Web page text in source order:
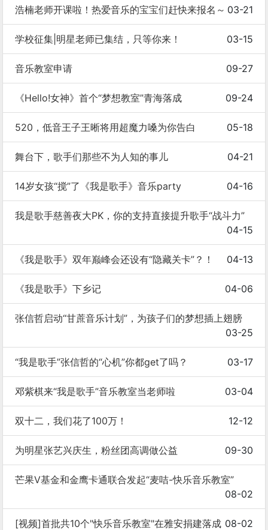
浩楠老师开课啦！热爱音乐的宝宝们赶快来报名～ 03-21
学校征集|明星老师已集结，只等你来！ 03-15
音乐教室申请 09-27
《Hello!女神》首个“梦想教室”青海落成 09-24
520，低音王子王晰将用超魔力嗓为你告白 05-18
舞台下，歌手们那些不为人知的事儿 04-21
14岁女孩“搅”了《我是歌手》音乐party 04-16
我是歌手慈善夜大PK，你的支持直接提升歌手“战斗力”
04-15
《我是歌手》双年巅峰会还设有“隐藏关卡”？！ 04-13
《我是歌手》下乡记 04-06
张信哲启动“甘蔗音乐计划”，为孩子们的梦想插上翅膀
03-25
“我是歌手”张信哲的“心机”你都get了吗？ 03-17
邓紫棋来“我是歌手”音乐教室当老师啦 03-04
双十二，我们花了100万！ 12-12
为明星张艺兴庆生，粉丝团高调做公益 09-30
芒果V基金和金鹰卡通联合发起“麦咭-快乐音乐教室”
08-02
[视频]首批共10个"快乐音乐教室"在雅安捐建落成 08-02